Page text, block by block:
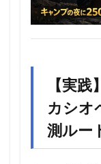
【実
カシオ
測ルー